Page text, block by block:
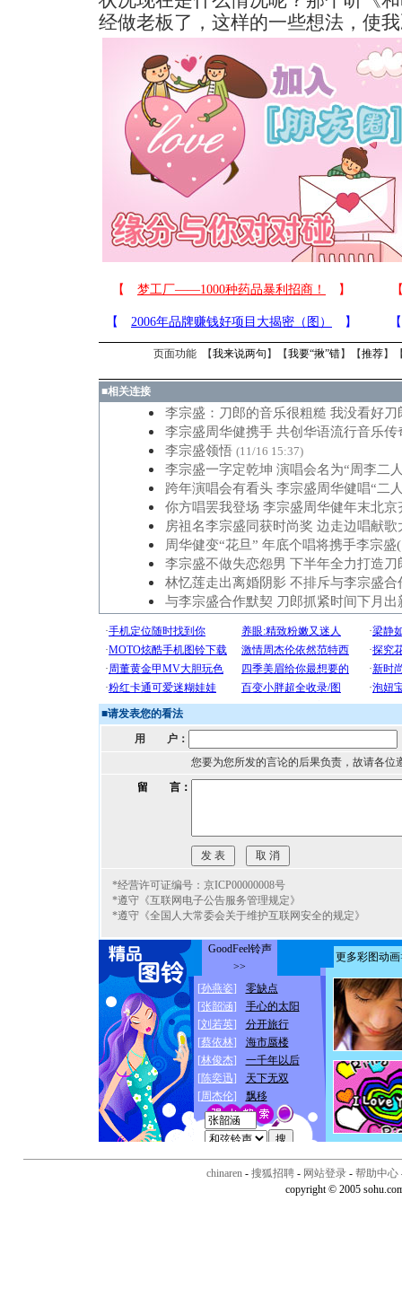
经做老板了，这样的一些想法，使
页面功能 【我来说两句 】【我要“揪”错】【推荐】
■相关连接
李宗盛：刀郎的音乐很粗糙 我没看好刀
李宗盛周华健携手 共创华语流行音乐传
李宗盛领悟 (11/16 15:37)
李宗盛一字定乾坤 演唱会名为“周李二
跨年演唱会有看头 李宗盛周华健唱“二
你方唱罢我登场 李宗盛周华健年末北京
房祖名李宗盛同获时尚奖 边走边唱献歌
周华健变“花旦” 年底个唱将携手李宗盛
李宗盛不做失恋怨男 下半年全力打造刀
林忆莲走出离婚阴影 不排斥与李宗盛合
与李宗盛合作默契 刀郎抓紧时间下月出
■请发表您的看法
用 户：
您要为您所发的言论的后果负责，故请各位
留 言：
*经营许可证编号：京ICP00000008号
*遵守《互联网电子公告服务管理规定》
*遵守《全国人大常委会关于维护互联网安全的规定》
chinaren - 搜狐招聘 - 网站登录 - 帮助中心
copyright © 2005